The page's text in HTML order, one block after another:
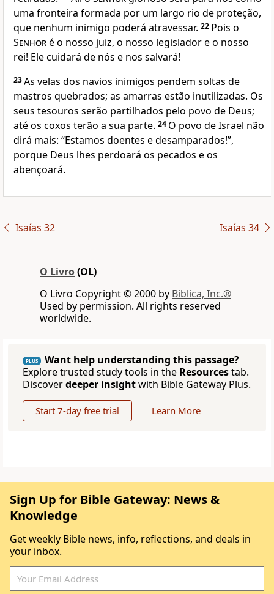
uma fronteira formada por um largo rio de proteção,
que nenhum inimigo poderá atravessar. 22 Pois o
Senhoré o nosso juiz, o nosso legislador e o nosso
rei! Ele cuidará de nós e nos salvará!
23As velas dos navios inimigos pendem soltas de
mastros quebrados; as amarras estão inutilizadas. Os
seus tesouros serão partilhados pelo povo de Deus;
até os coxos terão a sua parte. 24 O povo de Israel não
dirá mais: “Estamos doentes e desamparados!”,
porque Deus lhes perdoará os pecados e os
abençoará.
Isaías 32 Isaías 34
O Livro(OL)
O Livro Copyright © 2000 by Biblica, Inc.®
Used by permission. All rights reserved
worldwide.
PLUS
Want help understanding this passage?
Explore trusted study tools in the Resourcestab.
Discoverdeeper insightwith Bible Gateway Plus.
Start 7-day free trial Learn More
Sign Up for Bible Gateway: News &
Knowledge
Get weekly Bible news, info, reflections, and deals in
your inbox.